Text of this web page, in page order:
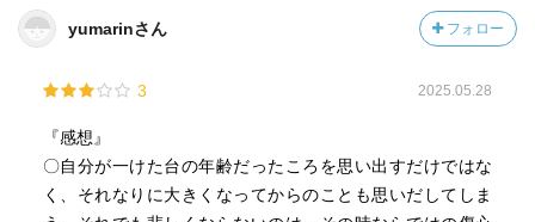
yumarinさん フォロー
3 2025.05.28
『感想』
〇自分が一けた台の年齢だったころを思い出すだけではな
く、それなりに大きくなってからのことも思いだしてしま